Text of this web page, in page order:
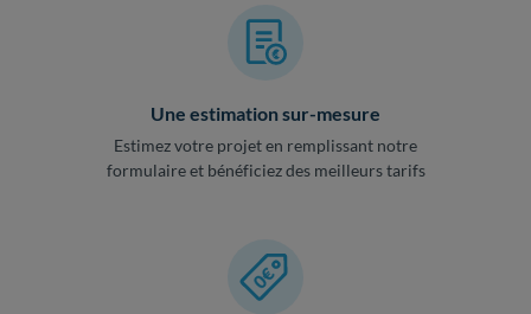
Une estimation sur-mesure
Estimez votre projet en remplissant notre
formulaire et bénéficiez des meilleurs tarifs